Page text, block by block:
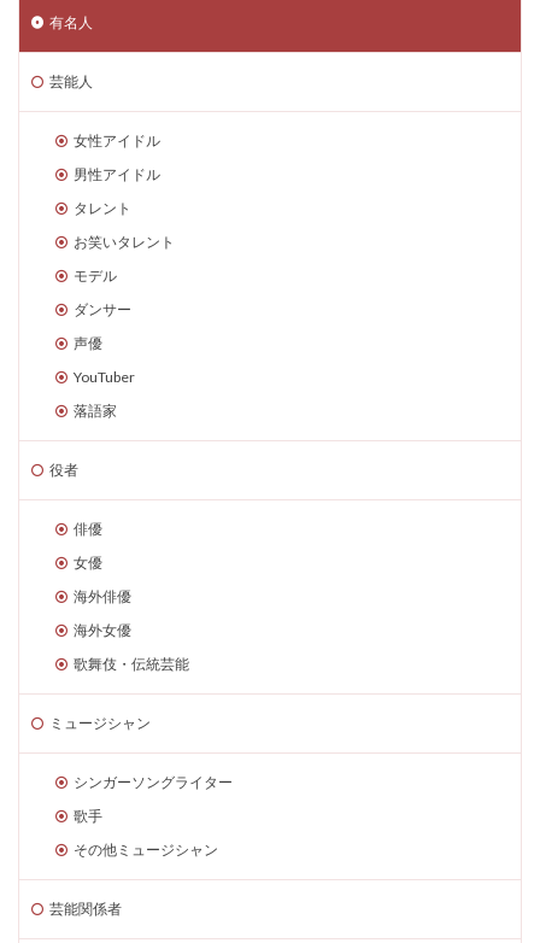
有名人
芸能人
女性アイドル
男性アイドル
タレント
お笑いタレント
モデル
ダンサー
声優
YouTuber
落語家
役者
俳優
女優
海外俳優
海外女優
歌舞伎・伝統芸能
ミュージシャン
シンガーソングライター
歌手
その他ミュージシャン
芸能関係者